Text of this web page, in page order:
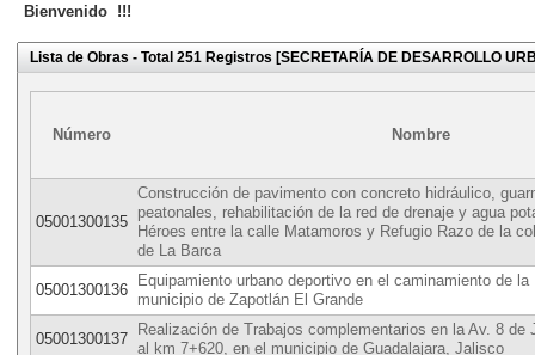
Bienvenido !!!
Lista de Obras - Total 251 Registros [SECRETARÍA DE DESARROLLO
Número Nombre
05001300135
Construcción de pavimento con concreto hidráulico,
peatonales, rehabilitación de la red de drenaje y agua
Héroes entre la calle Matamoros y Refugio Razo de la
de La Barca
05001300136
Equipamiento urbano deportivo en el caminamiento de la
municipio de Zapotlán El Grande
05001300137
Realización de Trabajos complementarios en la Av. 8 de
al km 7+620, en el municipio de Guadalajara, Jalisco